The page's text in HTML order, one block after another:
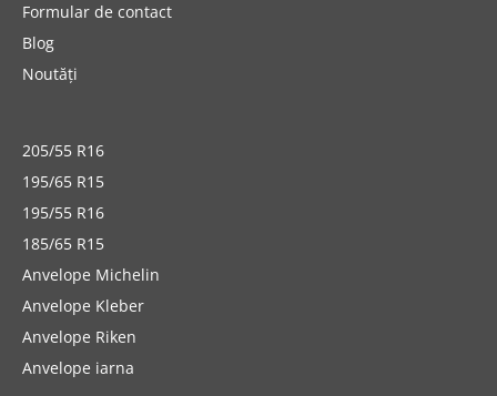
Formular de contact
Blog
Noutăți
205/55 R16
195/65 R15
195/55 R16
185/65 R15
Anvelope Michelin
Anvelope Kleber
Anvelope Riken
Anvelope iarna